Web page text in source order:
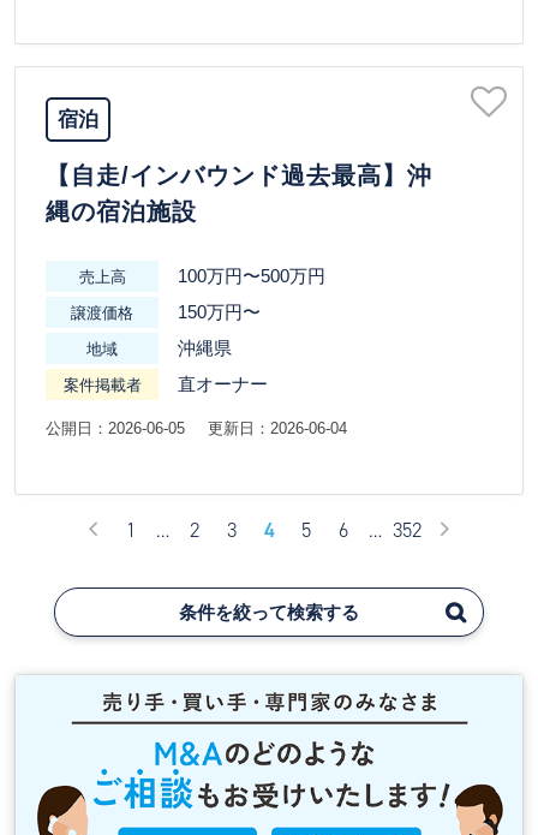
宿泊
【自走/インバウンド過去最高】沖
縄の宿泊施設
売上高 100万円〜500万円
譲渡価格 150万円〜
地域 沖縄県
案件掲載者 直オーナー
公開日：2026-06-05 更新日：2026-06-04
1 … 2 3 4 5 6 … 352
条件を絞って検索する